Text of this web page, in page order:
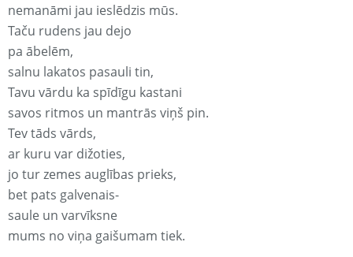
nemanāmi jau ieslēdzis mūs.
Taču rudens jau dejo
pa ābelēm,
salnu lakatos pasauli tin,
Tavu vārdu ka spīdīgu kastani
savos ritmos un mantrās viņš pin.
Tev tāds vārds,
ar kuru var dižoties,
jo tur zemes auglības prieks,
bet pats galvenais-
saule un varvīksne
mums no viņa gaišumam tiek.